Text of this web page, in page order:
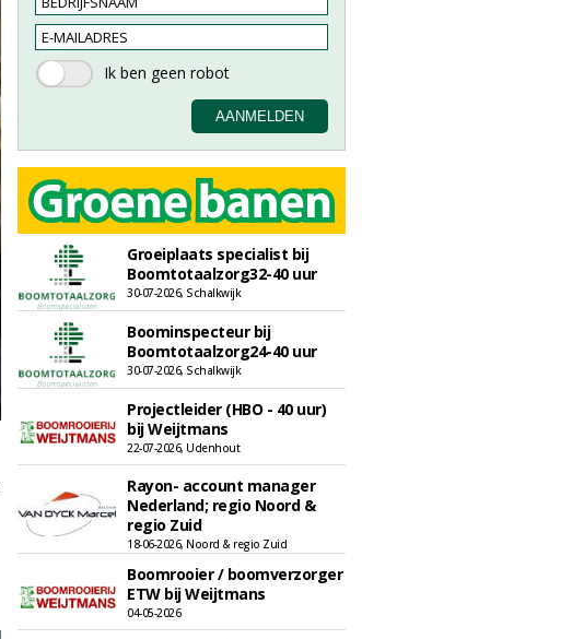
Groeiplaats specialist bij
Boomtotaalzorg32-40 uur
30-07-2026, Schalkwijk
Boominspecteur bij
Boomtotaalzorg24-40 uur
30-07-2026, Schalkwijk
Projectleider (HBO - 40 uur)
bij Weijtmans
22-07-2026, Udenhout
Rayon- account manager
Nederland; regio Noord &
regio Zuid
18-06-2026, Noord & regio Zuid
Boomrooier / boomverzorger
ETW bij Weijtmans
04-05-2026